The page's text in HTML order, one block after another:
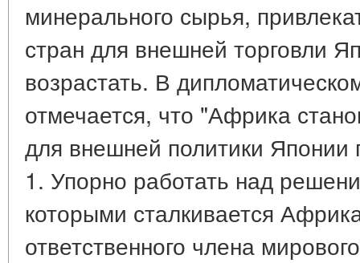
минерального сырья,
стран для внешней торговли
возрастать. В
отмечается, что "Африка
для внешней политики
1. Упорно работать над
которыми сталкивается
ответственного члена